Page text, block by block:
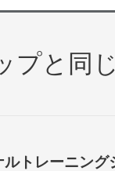
プと同
トレーニング